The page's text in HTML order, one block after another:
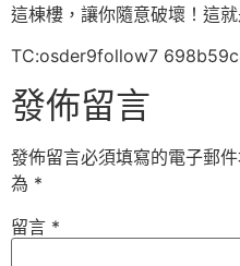
這棟樓，讓你隨意破壞！這就
TC:osder9follow7
發佈留言
發佈留言必須填寫的電子郵
為 *
留言 *